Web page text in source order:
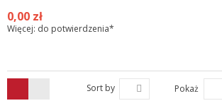
0,00 zł
Więcej: do potwierdzenia*
Sort by Pokaż